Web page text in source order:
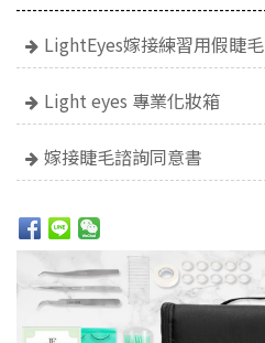
LightEyes嫁接練習用假睫毛
Light eyes 專業化妝箱
嫁接睫毛諮詢同意書